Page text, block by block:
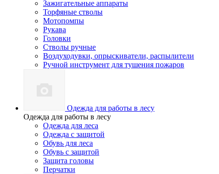
Зажигательные аппараты
Торфяные стволы
Мотопомпы
Рукава
Головки
Стволы ручные
Воздуходувки, опрыскиватели, распылители
Ручной инструмент для тушения пожаров
Одежда для работы в лесу
Одежда для работы в лесу
Одежда для леса
Одежда с защитой
Обувь для леса
Обувь с защитой
Защита головы
Перчатки